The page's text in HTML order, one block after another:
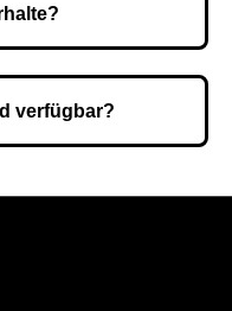
die Bestellung.
verfügbar?
zu Ihnen